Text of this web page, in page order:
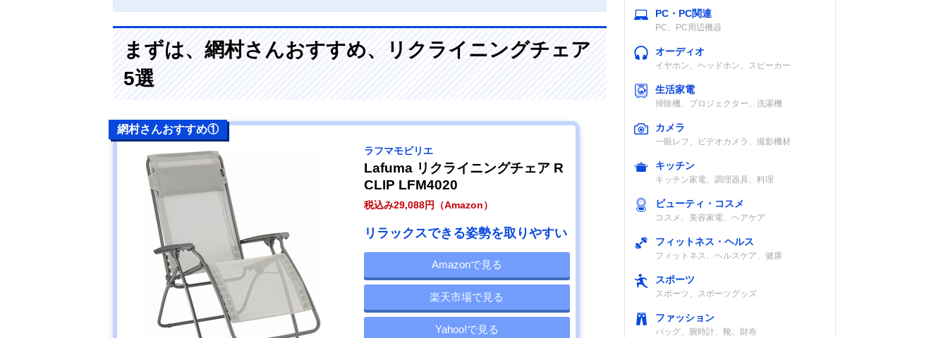
まずは、網村さんおすすめ、リクライニングチェア
5選
網村さんおすすめ①
ラフマモビリエ
Lafuma リクライニングチェア R
CLIP LFM4020
税込み29,088円（Amazon）
リラックスできる姿勢を取りやすい
Amazonで見る
楽天市場で見る
Yahoo!で見る
PC・PC関連
PC、PC周辺機器
オーディオ
イヤホン、ヘッドホン、スピーカー
生活家電
掃除機、プロジェクター、洗濯機
カメラ
一眼レフ、ビデオカメラ、撮影機材
キッチン
キッチン家電、調理器具、料理
ビューティ・コスメ
コスメ、美容家電、ヘアケア
フィットネス・ヘルス
フィットネス、ヘルスケア、健康
スポーツ
スポーツ、スポーツグッズ
ファッション
バッグ、腕時計、靴、財布